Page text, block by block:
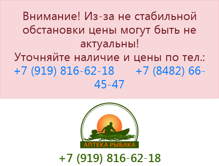
Внимание! Из-за не стабильной
обстановки цены могут быть не
актуальны!
Уточняйте наличие и цены по тел.:
+7 (919) 816-62-18
+7 (8482) 66-
45-47
+7 (919) 816-62-18